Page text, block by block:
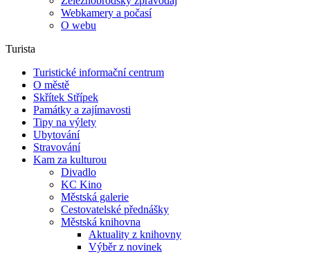
Webkamery a počasí
O webu
Turista
Turistické informační centrum
O městě
Skřítek Střípek
Památky a zajímavosti
Tipy na výlety
Ubytování
Stravování
Kam za kulturou
Divadlo
KC Kino
Městská galerie
Cestovatelské přednášky
Městská knihovna
Aktuality z knihovny
Výběr z novinek